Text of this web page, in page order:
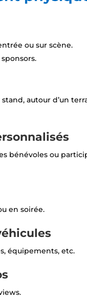
ou sur scène.
autour d’un
bénévoles ou
en soirée.
équipements, etc.